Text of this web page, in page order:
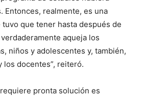
Entonces, realmente, es una
que tener hasta después de
aqueja los
niños y adolescentes y, también,
los docentes”, reiteró.
pronta solución es